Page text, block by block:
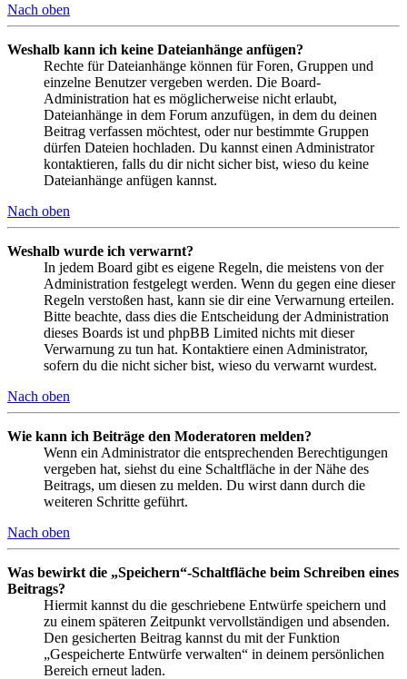
Nach oben
Weshalb kann ich keine Dateianhänge anfügen?
Rechte für Dateianhänge können für Foren, Gruppen und
einzelne Benutzer vergeben werden. Die Board-
Administration hat es möglicherweise nicht erlaubt,
Dateianhänge in dem Forum anzufügen, in dem du deinen
Beitrag verfassen möchtest, oder nur bestimmte Gruppen
dürfen Dateien hochladen. Du kannst einen Administrator
kontaktieren, falls du dir nicht sicher bist, wieso du keine
Dateianhänge anfügen kannst.
Nach oben
Weshalb wurde ich verwarnt?
In jedem Board gibt es eigene Regeln, die meistens von der
Administration festgelegt werden. Wenn du gegen eine dieser
Regeln verstoßen hast, kann sie dir eine Verwarnung erteilen.
Bitte beachte, dass dies die Entscheidung der Administration
dieses Boards ist und phpBB Limited nichts mit dieser
Verwarnung zu tun hat. Kontaktiere einen Administrator,
sofern du die nicht sicher bist, wieso du verwarnt wurdest.
Nach oben
Wie kann ich Beiträge den Moderatoren melden?
Wenn ein Administrator die entsprechenden Berechtigungen
vergeben hat, siehst du eine Schaltfläche in der Nähe des
Beitrags, um diesen zu melden. Du wirst dann durch die
weiteren Schritte geführt.
Nach oben
Was bewirkt die „Speichern“-Schaltfläche beim Schreiben eines
Beitrags?
Hiermit kannst du die geschriebene Entwürfe speichern und
zu einem späteren Zeitpunkt vervollständigen und absenden.
Den gesicherten Beitrag kannst du mit der Funktion
„Gespeicherte Entwürfe verwalten“ in deinem persönlichen
Bereich erneut laden.